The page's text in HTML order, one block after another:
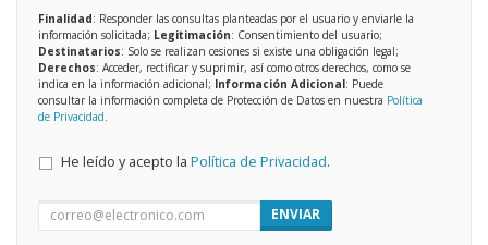
Finalidad: Responder las consultas planteadas por el usuario y enviarle la
información solicitada; Legitimación: Consentimiento del usuario;
Destinatarios: Solo se realizan cesiones si existe una obligación legal;
Derechos: Acceder, rectificar y suprimir, así como otros derechos, como se
indica en la información adicional; Información Adicional: Puede
consultar la información completa de Protección de Datos en nuestra Política
de Privacidad
He leído y acepto la Política de Privacidad.
ENVIAR